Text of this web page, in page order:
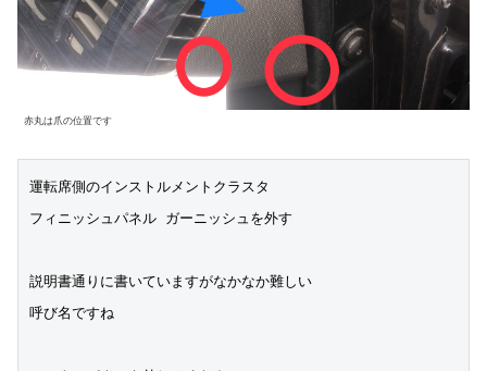
赤丸は爪の位置です
運転席側のインストルメントクラスタ
フィニッシュパネル ガーニッシュを外す
説明書通りに書いていますがなかなか難しい
呼び名ですね